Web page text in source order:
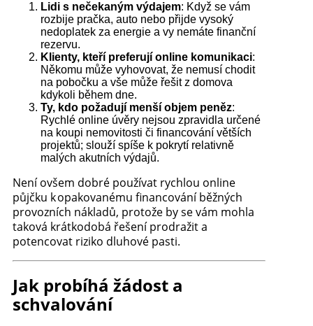
Lidi s nečekaným výdajem: Když se vám
rozbije pračka, auto nebo přijde vysoký
nedoplatek za energie a vy nemáte finanční
rezervu.
Klienty, kteří preferují online komunikaci:
Někomu může vyhovovat, že nemusí chodit
na pobočku a vše může řešit z domova
kdykoli během dne.
Ty, kdo požadují menší objem peněz:
Rychlé online úvěry nejsou zpravidla určené
na koupi nemovitosti či financování větších
projektů; slouží spíše k pokrytí relativně
malých akutních výdajů.
Není ovšem dobré používat rychlou online
půjčku k opakovanému financování běžných
provozních nákladů, protože by se vám mohla
taková krátkodobá řešení prodražit a
potencovat riziko dluhové pasti.
Jak probíhá žádost a
schvalování